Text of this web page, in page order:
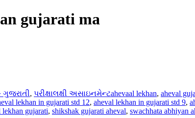
gujarati ma
ગુજરાતી, પરીક્ષાલક્ષી અસાઇનમેન્ટahevaal lekhan, aheval
lekhan in gujarati std 12, aheval lekhan in gujarati std 9,
lekhan gujarati, shikshak gujarati aheval, swachhata abhiyan